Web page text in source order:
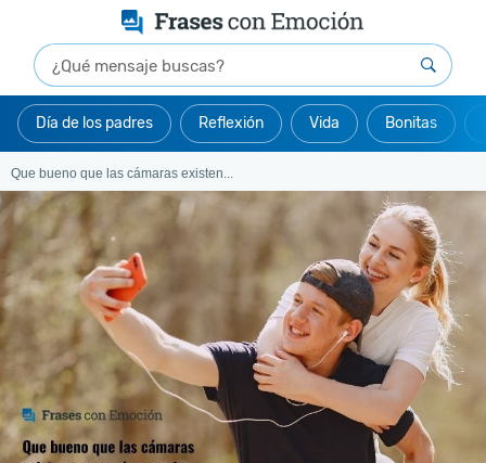
Día de los padres Reflexión Vida Bonitas
Que bueno que las cámaras existen...